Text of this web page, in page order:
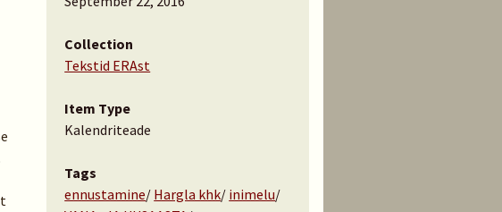
Collection
Tekstid ERAst
Item Type
Kalendriteade
Tags
ennustamine/ Hargla khk/ inimelu/